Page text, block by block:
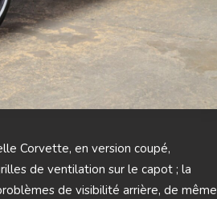
Corvette, en version coupé,
de ventilation sur le capot ; la
de visibilité arrière, de même